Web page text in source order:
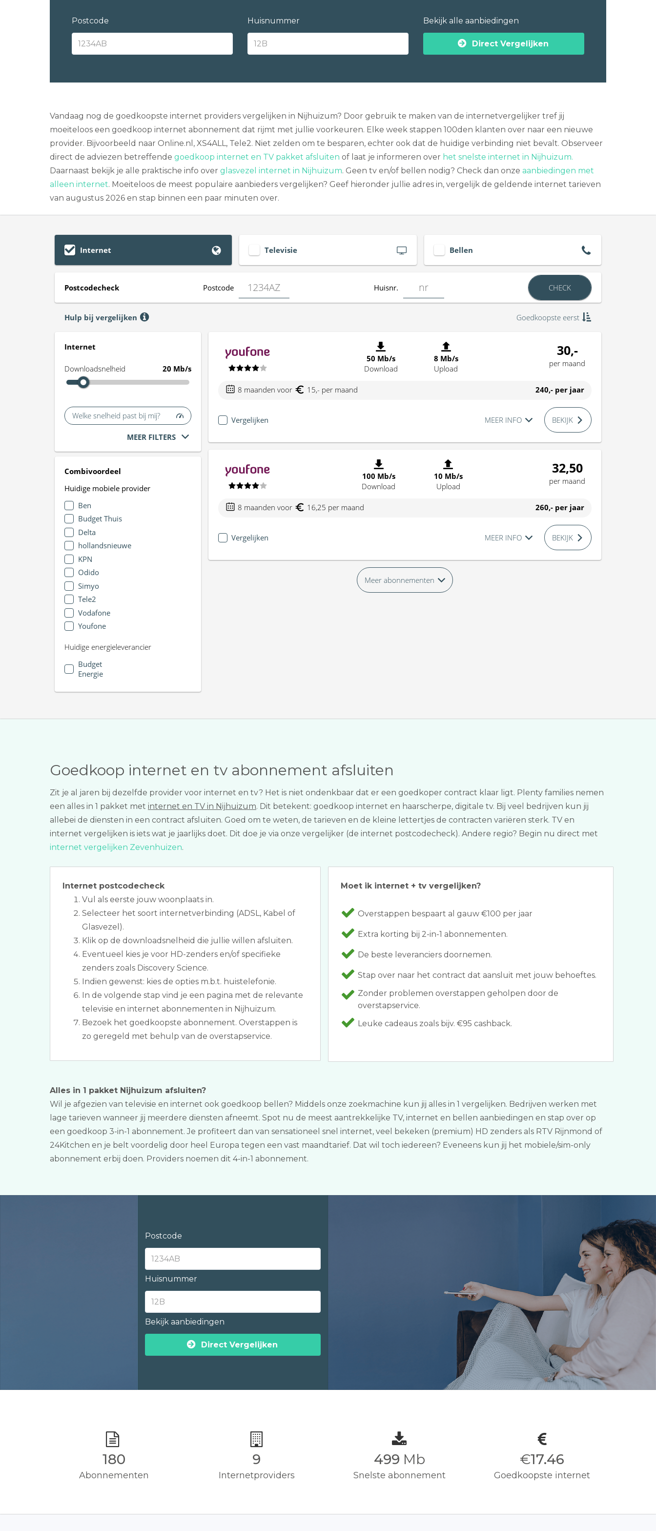
Postcode Huisnummer Bekijk alle aanbiedingen
Direct Vergelijken
Vandaag nog de goedkoopste internet providers vergelijken in Nijhuizum? Door gebruik te maken van de internetvergelijker tref jij
moeiteloos een goedkoop internet abonnement dat rijmt met jullie voorkeuren. Elke week stappen 100den klanten over naar een nieuwe
provider. Bijvoorbeeld naar Online.nl, XS4ALL, Tele2. Niet zelden om te besparen, echter ook dat de huidige verbinding niet bevalt. Observeer
direct de adviezen betreffende goedkoop internet en TV pakket afsluiten of laat je informeren over het snelste internet in Nijhuizum.
Daarnaast bekijk je alle praktische info over glasvezel internet in Nijhuizum. Geen tv en/of bellen nodig? Check dan onze aanbiedingen met
alleen internet. Moeiteloos de meest populaire aanbieders vergelijken? Geef hieronder jullie adres in, vergelijk de geldende internet tarieven
van augustus 2026 en stap binnen een paar minuten over.
Internet Televisie Bellen
Postcodecheck Postcode Huisnr. CHECK
Hulp bij vergelijken Goedkoopste eerst
Internet
Downloadsnelheid 20 Mb/s
Welke snelheid past bij mij?
MEER FILTERS
Combivoordeel
Huidige mobiele provider
Ben
Budget Thuis
Delta
hollandsnieuwe
KPN
Odido
Simyo
Tele2
Vodafone
Youfone
Huidige energieleverancier
Budget
Energie
50 Mb/s
Download
8 Mb/s
Upload
30,-
per maand
8 maanden voor 15,- per maand 240,- per jaar
Vergelijken MEER INFO BEKIJK
100 Mb/s
Download
10 Mb/s
Upload
32,50
per maand
8 maanden voor 16,25 per maand 260,- per jaar
Vergelijken MEER INFO BEKIJK
Meer abonnementen
Goedkoop internet en tv abonnement afsluiten
Zit je al jaren bij dezelfde provider voor internet en tv? Het is niet ondenkbaar dat er een goedkoper contract klaar ligt. Plenty families nemen
een alles in 1 pakket met internet en TV in Nijhuizum. Dit betekent: goedkoop internet en haarscherpe, digitale tv. Bij veel bedrijven kun jij
allebei de diensten in een contract afsluiten. Goed om te weten, de tarieven en de kleine lettertjes de contracten variëren sterk. TV en
internet vergelijken is iets wat je jaarlijks doet. Dit doe je via onze vergelijker (de internet postcodecheck). Andere regio? Begin nu direct met
internet vergelijken Zevenhuizen.
Internet postcodecheck
Vul als eerste jouw woonplaats in.
Selecteer het soort internetverbinding (ADSL, Kabel of
Glasvezel).
Klik op de downloadsnelheid die jullie willen afsluiten.
Eventueel kies je voor HD-zenders en/of specifieke
zenders zoals Discovery Science.
Indien gewenst: kies de opties m.b.t. huistelefonie.
In de volgende stap vind je een pagina met de relevante
televisie en internet abonnementen in Nijhuizum.
Bezoek het goedkoopste abonnement. Overstappen is
zo geregeld met behulp van de overstapservice.
Moet ik internet + tv vergelijken?
Overstappen bespaart al gauw €100 per jaar
Extra korting bij 2-in-1 abonnementen.
De beste leveranciers doornemen.
Stap over naar het contract dat aansluit met jouw behoeftes.
Zonder problemen overstappen geholpen door de
overstapservice.
Leuke cadeaus zoals bijv. €95 cashback.
Alles in 1 pakket Nijhuizum afsluiten?
Wil je afgezien van televisie en internet ook goedkoop bellen? Middels onze zoekmachine kun jij alles in 1 vergelijken. Bedrijven werken met
lage tarieven wanneer jij meerdere diensten afneemt. Spot nu de meest aantrekkelijke TV, internet en bellen aanbiedingen en stap over op
een goedkoop 3-in-1 abonnement. Je profiteert dan van sensationeel snel internet, veel bekeken (premium) HD zenders als RTV Rijnmond of
24Kitchen en je belt voordelig door heel Europa tegen een vast maandtarief. Dat wil toch iedereen? Eveneens kun jij het mobiele/sim-only
abonnement erbij doen. Providers noemen dit 4-in-1 abonnement.
Postcode
Huisnummer
Bekijk aanbiedingen
Direct Vergelijken
180
Abonnementen
9
Internetproviders
500 Mb
Snelste abonnement
€17.50
Goedkoopste internet